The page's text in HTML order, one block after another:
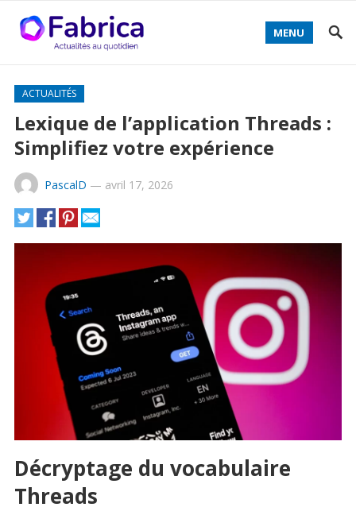
MENU
ACTUALITÉS
Lexique de l’application Threads :
Simplifiez votre expérience
PascalD — avril 17, 2026
Décryptage du vocabulaire
Threads